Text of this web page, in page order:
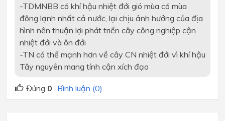
-TDMNBB có khí hậu nhiệt đới gió mùa có mùa
đông lạnh nhất cả nước, lại chịu ảnh hưởng của địa
hình nên thuận lợi phát triển cây công nghiệp cận
nhiệt đới và ôn đới
-TN có thế mạnh hơn về cây CN nhiệt đới vì khí hậu
Tây nguyên mang tính cận xích đạo
Đúng 0 Bình luận (0)